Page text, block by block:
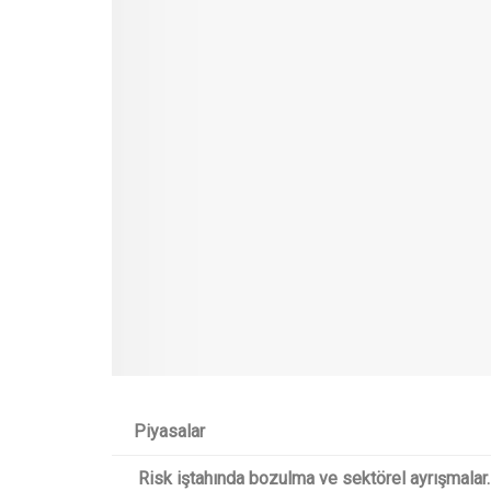
Piyasalar
Risk iştahında bozulma ve sektörel